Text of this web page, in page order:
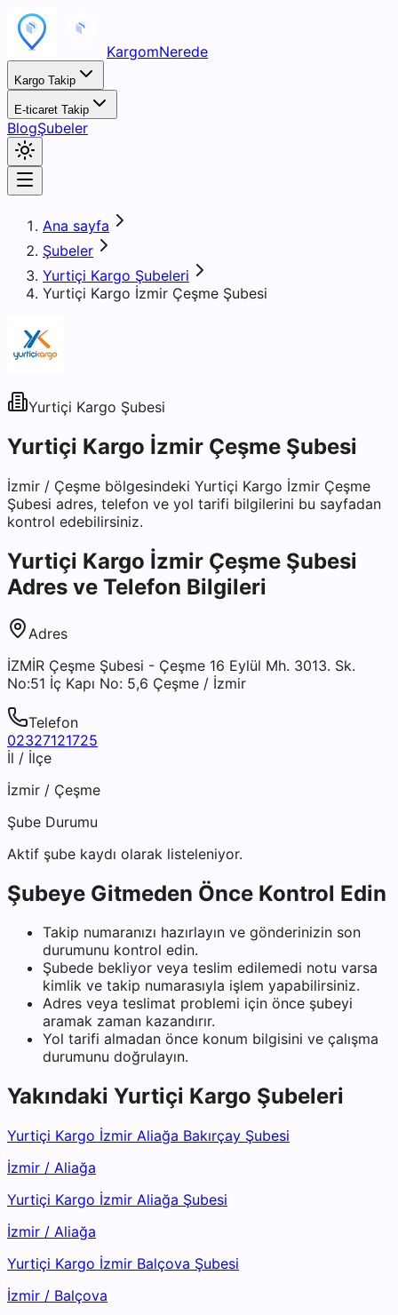
KargomNerede
Kargo Takip
E-ticaret Takip
BlogŞubeler
Ana sayfa
Şubeler
Yurtiçi Kargo Şubeleri
Yurtiçi Kargo İzmir Çeşme Şubesi
Yurtiçi Kargo Şubesi
Yurtiçi Kargo İzmir Çeşme Şubesi
İzmir / Çeşme bölgesindeki Yurtiçi Kargo İzmir Çeşme
Şubesi adres, telefon ve yol tarifi bilgilerini bu sayfadan
kontrol edebilirsiniz.
Yurtiçi Kargo İzmir Çeşme Şubesi
Adres ve Telefon Bilgileri
Adres
İZMİR Çeşme Şubesi - Çeşme 16 Eylül Mh. 3013. Sk.
No:51 İç Kapı No: 5,6 Çeşme / İzmir
Telefon
02327121725
İl / İlçe
İzmir / Çeşme
Şube Durumu
Aktif şube kaydı olarak listeleniyor.
Şubeye Gitmeden Önce Kontrol Edin
Takip numaranızı hazırlayın ve gönderinizin son
durumunu kontrol edin.
Şubede bekliyor veya teslim edilemedi notu varsa
kimlik ve takip numarasıyla işlem yapabilirsiniz.
Adres veya teslimat problemi için önce şubeyi
aramak zaman kazandırır.
Yol tarifi almadan önce konum bilgisini ve çalışma
durumunu doğrulayın.
Yakındaki Yurtiçi Kargo Şubeleri
Yurtiçi Kargo İzmir Aliağa Bakırçay Şubesi
İzmir / Aliağa
Yurtiçi Kargo İzmir Aliağa Şubesi
İzmir / Aliağa
Yurtiçi Kargo İzmir Balçova Şubesi
İzmir / Balçova